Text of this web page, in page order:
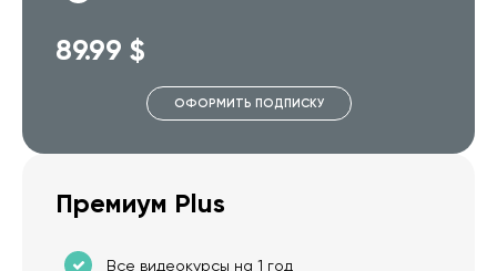
89.99 $
ОФОРМИТЬ ПОДПИСКУ
Премиум Plus
Все видеокурсы на 1 год